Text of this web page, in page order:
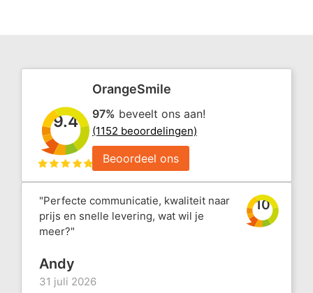
9.4
OrangeSmile
97% beveelt ons aan!
(1152 beoordelingen)
Beoordeel ons
"Perfecte communicatie, kwaliteit naar
prijs en snelle levering, wat wil je
meer?"
10
Andy
31 juli 2026